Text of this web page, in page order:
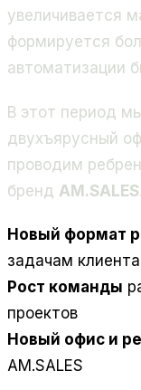
увеличивается
формируется
автоматизации
В этот период
двухъярусный
проводим
бренд AM.SALES.
Новый формат
задачам клиента
Рост команды
проектов
Новый офис и
AM.SALES